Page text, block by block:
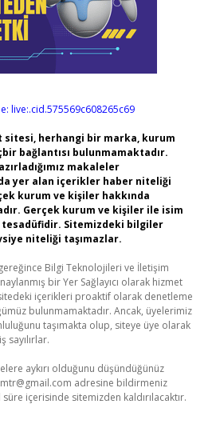
live:.cid.575569c608265c69
sitesi, herhangi bir marka, kurum
bağlantısı bulunmamaktadır.
makaleler
yer alan içerikler haber niteliği
kurum ve kişiler hakkında
Gerçek kurum ve kişiler ile isim
Sitemizdeki bilgiler
niteliği taşımazlar.
gereğince Bilgi Teknolojileri ve İletişim
bir Yer Sağlayıcı olarak hizmet
içerikleri proaktif olarak denetleme
bulunmamaktadır. Ancak, üyelerimiz
taşımakta olup, siteye üye olarak
sayılırlar.
aykırı olduğunu düşündüğünüz
adresine bildirmeniz
içerisinde sitemizden kaldırılacaktır.